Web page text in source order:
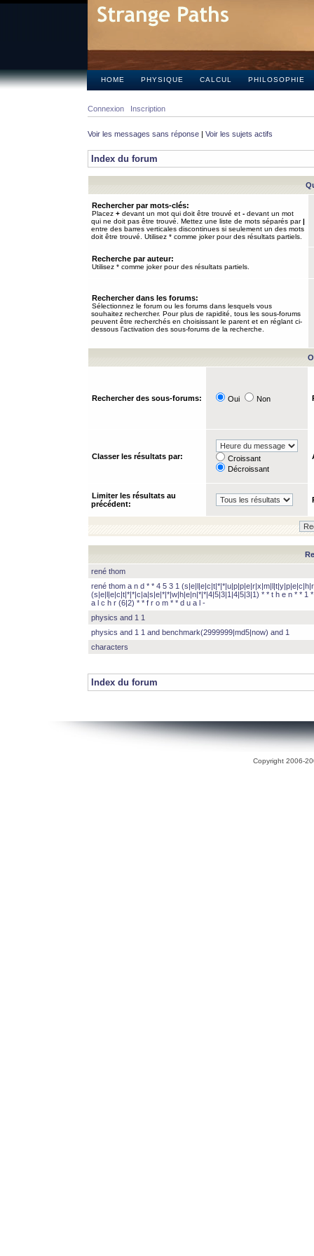
HOME PHYSIQUE CALCUL PHILOSOPHIE
Connexion Inscription
Voir les messages sans réponse | Voir les sujets actifs
Index du forum
Rechercher par mots-clés:
Placez + devant un mot qui doit être trouvé et - devant un mot
qui ne doit pas être trouvé. Mettez une liste de mots séparés par|
entre des barres verticales discontinues si seulement un des mots
doit être trouvé. Utilisez * comme joker pour des résultats partiels.
Recherche par auteur:
Utilisez * comme joker pour des résultats partiels.
Rechercher dans les forums:
Sélectionnez le forum ou les forums dans lesquels vous
souhaitez rechercher. Pour plus de rapidité, tous les sous-forums
peuvent être recherchés en choisissant le parent et en réglant ci-
dessous l’activation des sous-forums de la recherche.
Rechercher des sous-forums: Oui Non
Classer les résultats par:
Croissant
Décroissant
Limiter les résultats au
précédent:
rené thom
rené thom a n d * * 4 5 3 1
(s|e|l|e|c|t|*|*|c|a|s|e|*|*|w|h|e|n|*|*|4|5|3|1|4|5|3|1) * * t h e n * * 1
a l c h r (6|2) * * f r o m * * d u a l -
physics and 1 1
physics and 1 1 and benchmark(2999999|md5|now) and 1
characters
Index du forum
Copyright 2006-